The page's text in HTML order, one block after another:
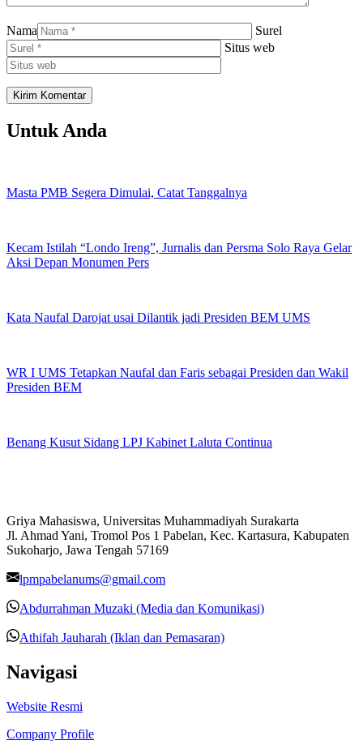
Nama
Surel
Situs web
Untuk Anda
Masta PMB Segera Dimulai, Catat Tanggalnya
Kecam Istilah “Londo Ireng”, Jurnalis dan Persma Solo Raya Gelar
Aksi Depan Monumen Pers
Kata Naufal Darojat usai Dilantik jadi Presiden BEM UMS
WR I UMS Tetapkan Naufal dan Faris sebagai Presiden dan Wakil
Presiden BEM
Benang Kusut Sidang LPJ Kabinet Laluta Continua
Griya Mahasiswa, Universitas Muhammadiyah Surakarta
Jl. Ahmad Yani, Tromol Pos 1 Pabelan, Kec. Kartasura, Kabupaten
Sukoharjo, Jawa Tengah 57169
lpmpabelanums@gmail.com
Abdurrahman Muzaki (Media dan Komunikasi)
Athifah Jauharah (Iklan dan Pemasaran)
Navigasi
Website Resmi
Company Profile